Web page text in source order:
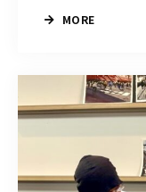
MORE